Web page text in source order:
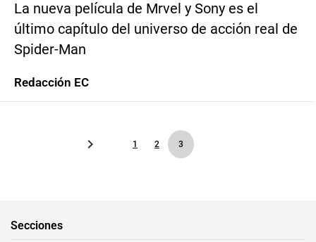
La nueva película de Mrvel y Sony es el
último capítulo del universo de acción real de
Spider-Man
Redacción EC
1 2 3
Secciones